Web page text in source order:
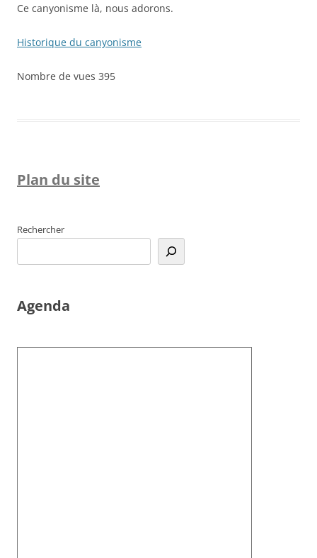
Ce canyonisme là, nous adorons.
Historique du canyonisme
Nombre de vues 395
Plan du site
Rechercher
Agenda